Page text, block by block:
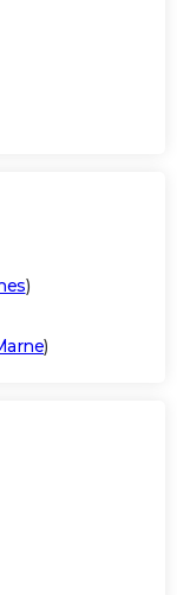
)
)